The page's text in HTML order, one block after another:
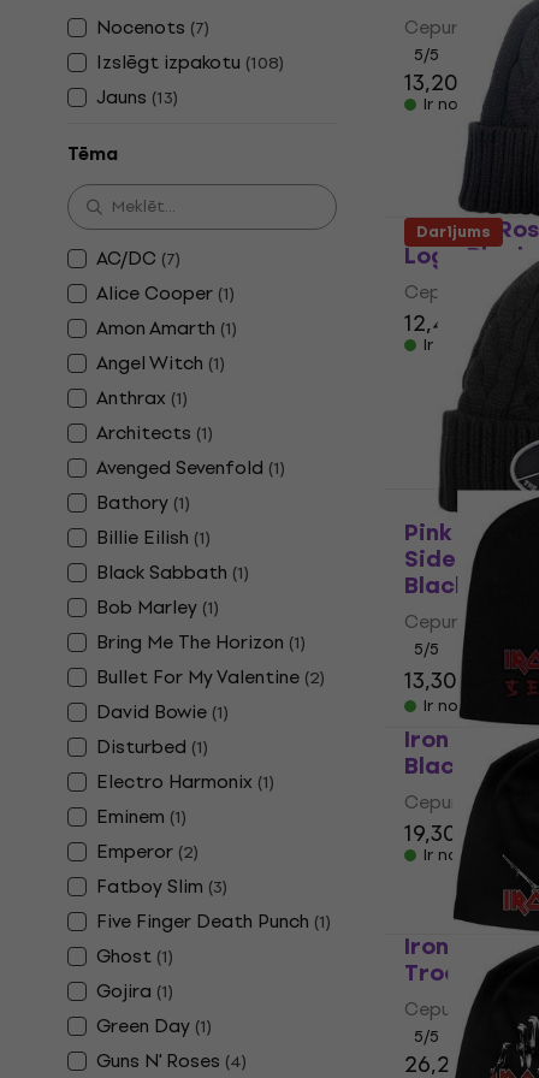
Nocenots (7)
Izslēgt izpakotu (108)
Jauns (13)
Tēma
AC/DC (7)
Alice Cooper (1)
Amon Amarth (1)
Angel Witch (1)
Anthrax (1)
Architects (1)
Avenged Sevenfold (1)
Bathory (1)
Billie Eilish (1)
Black Sabbath (1)
Bob Marley (1)
Bring Me The Horizon (1)
Bullet For My Valentine (2)
David Bowie (1)
Disturbed (1)
Electro Harmonix (1)
Eminem (1)
Emperor (2)
Fatboy Slim (3)
Five Finger Death Punch (1)
Ghost (1)
Gojira (1)
Green Day (1)
Guns N' Roses (4)
Cepure
5/5
13,20 €
Ir noliktavā
Guns N'
Logo Black
Cepure
12,40 €
Ir noliktavā
Darījums
Pink Floyd
Side of the
Black
Cepure
5/5
13,30 €
Ir noliktavā
Iron
Black
Cepure
19,30 €
Ir noliktavā
Iron Maiden
Trooper
Cepure
5/5
26,20 €